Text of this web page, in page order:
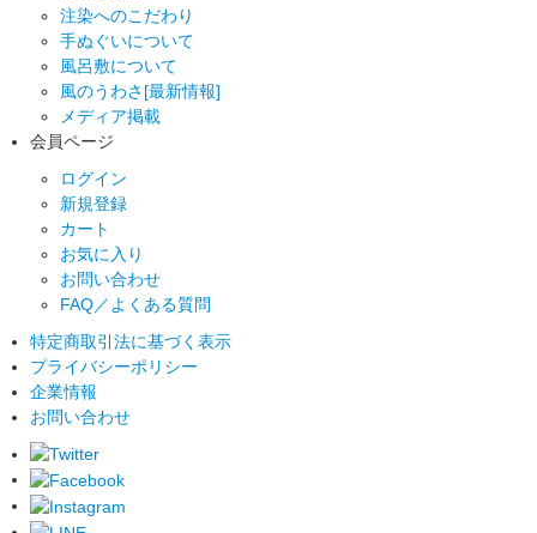
注染へのこだわり
手ぬぐいについて
風呂敷について
風のうわさ[最新情報]
メディア掲載
会員ページ
ログイン
新規登録
カート
お気に入り
お問い合わせ
FAQ／よくある質問
特定商取引法に基づく表示
プライバシーポリシー
企業情報
お問い合わせ